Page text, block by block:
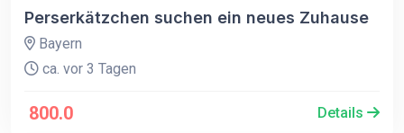
Perserkätzchen suchen ein neues Zuhause
Bayern
ca. vor 3 Tagen
800.0 Details